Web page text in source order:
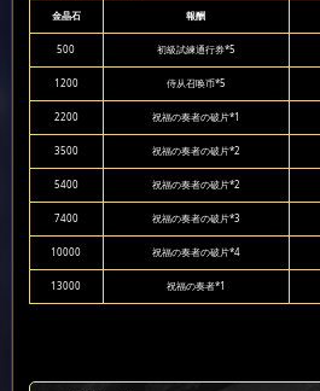
金晶石 報酬
500 初級試練通行券*5
1200 侍从召唤币*5
2200 祝福の奏者の破片*1
3500 祝福の奏者の破片*2
5400 祝福の奏者の破片*2
7400 祝福の奏者の破片*3
10000 祝福の奏者の破片*4
13000 祝福の奏者*1